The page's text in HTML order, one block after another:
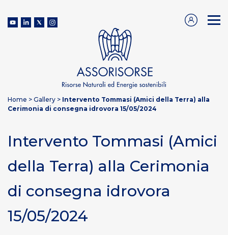
Home > Gallery > Intervento Tommasi (Amici della Terra) alla
Cerimonia di consegna idrovora 15/05/2024
Intervento Tommasi (Amici
della Terra) alla Cerimonia
di consegna idrovora
15/05/2024